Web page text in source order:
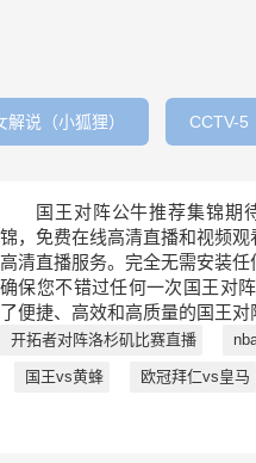
解说（小狐狸） CCTV-5
国王对阵公牛推荐集锦期
锦，免费在线高清直播和视频
高清直播服务。完全无需安装任
确保您不错过任何一次国王对
了便捷、高效和高质量的国王
开拓者对阵洛杉矶比赛直播
国王vs黄蜂 欧冠拜仁vs皇马